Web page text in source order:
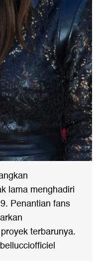
lama menghadiri
Penantian fans
terbarunya.